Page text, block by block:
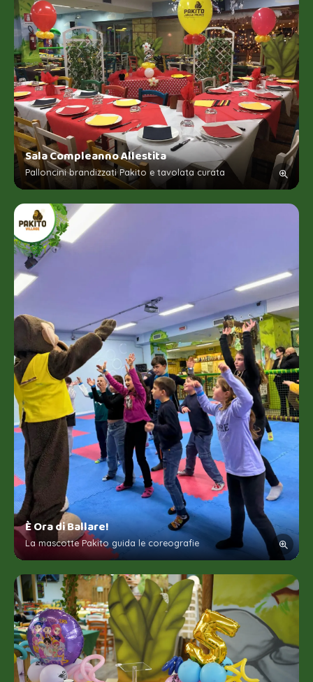
Sala Compleanno Allestita
Palloncini brandizzati Pakito e tavolata curata
È Ora di Ballare!
La mascotte Pakito guida le coreografie